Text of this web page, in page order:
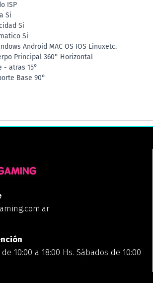
ISP
Si
Si
Si
Android MAC OS IOS Linuxetc.
Principal 360° Horizontal
- atras 15°
Base 90°
10:00 a 18:00 Hs. Sábados de 10:00